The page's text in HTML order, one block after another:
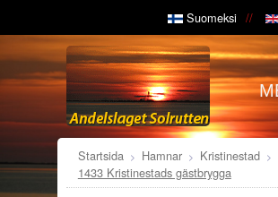
Suomeksi
Startsida Hamnar
Kristinestad
1433 Kristinestads gästbrygga